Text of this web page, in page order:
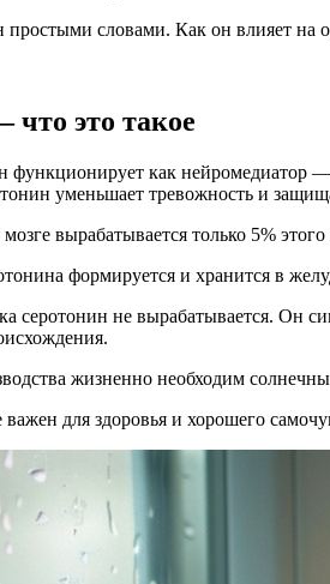
простыми словами. Как он влияет на
это такое
функционирует как нейромедиатор
уменьшает тревожность и
вырабатывается только 5%
формируется и хранится в
серотонин не вырабатывается. Он
жизненно необходим
для здоровья и хорошего